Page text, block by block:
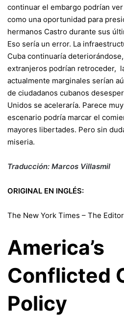
continuar el embargo podrían
como una oportunidad para
hermanos Castro durante sus
Eso sería un error. La
Cuba continuaría
extranjeros podrían retroceder,
actualmente marginales serían
de ciudadanos cubanos
Unidos se aceleraría. Parece
escenario podría marcar el
mayores libertades. Pero sin
miseria.
Traducción: Marcos Villasmil
ORIGINAL EN INGLÉS:
The New York Times – The
America’s
Conflicted
Policy